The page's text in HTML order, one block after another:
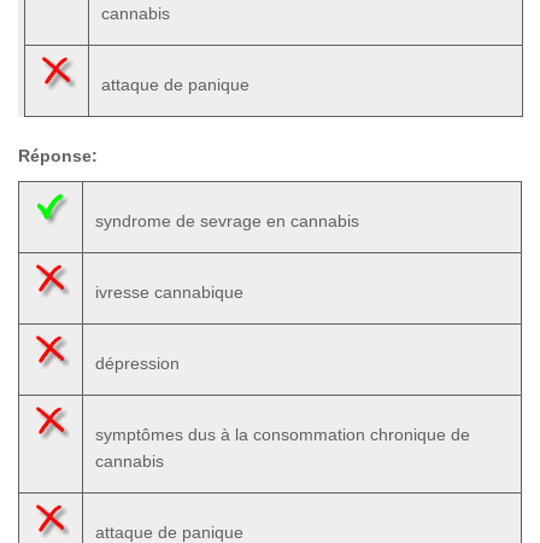
cannabis
attaque de panique
Réponse:
syndrome de sevrage en cannabis
ivresse cannabique
dépression
symptômes dus à la consommation chronique de
cannabis
attaque de panique